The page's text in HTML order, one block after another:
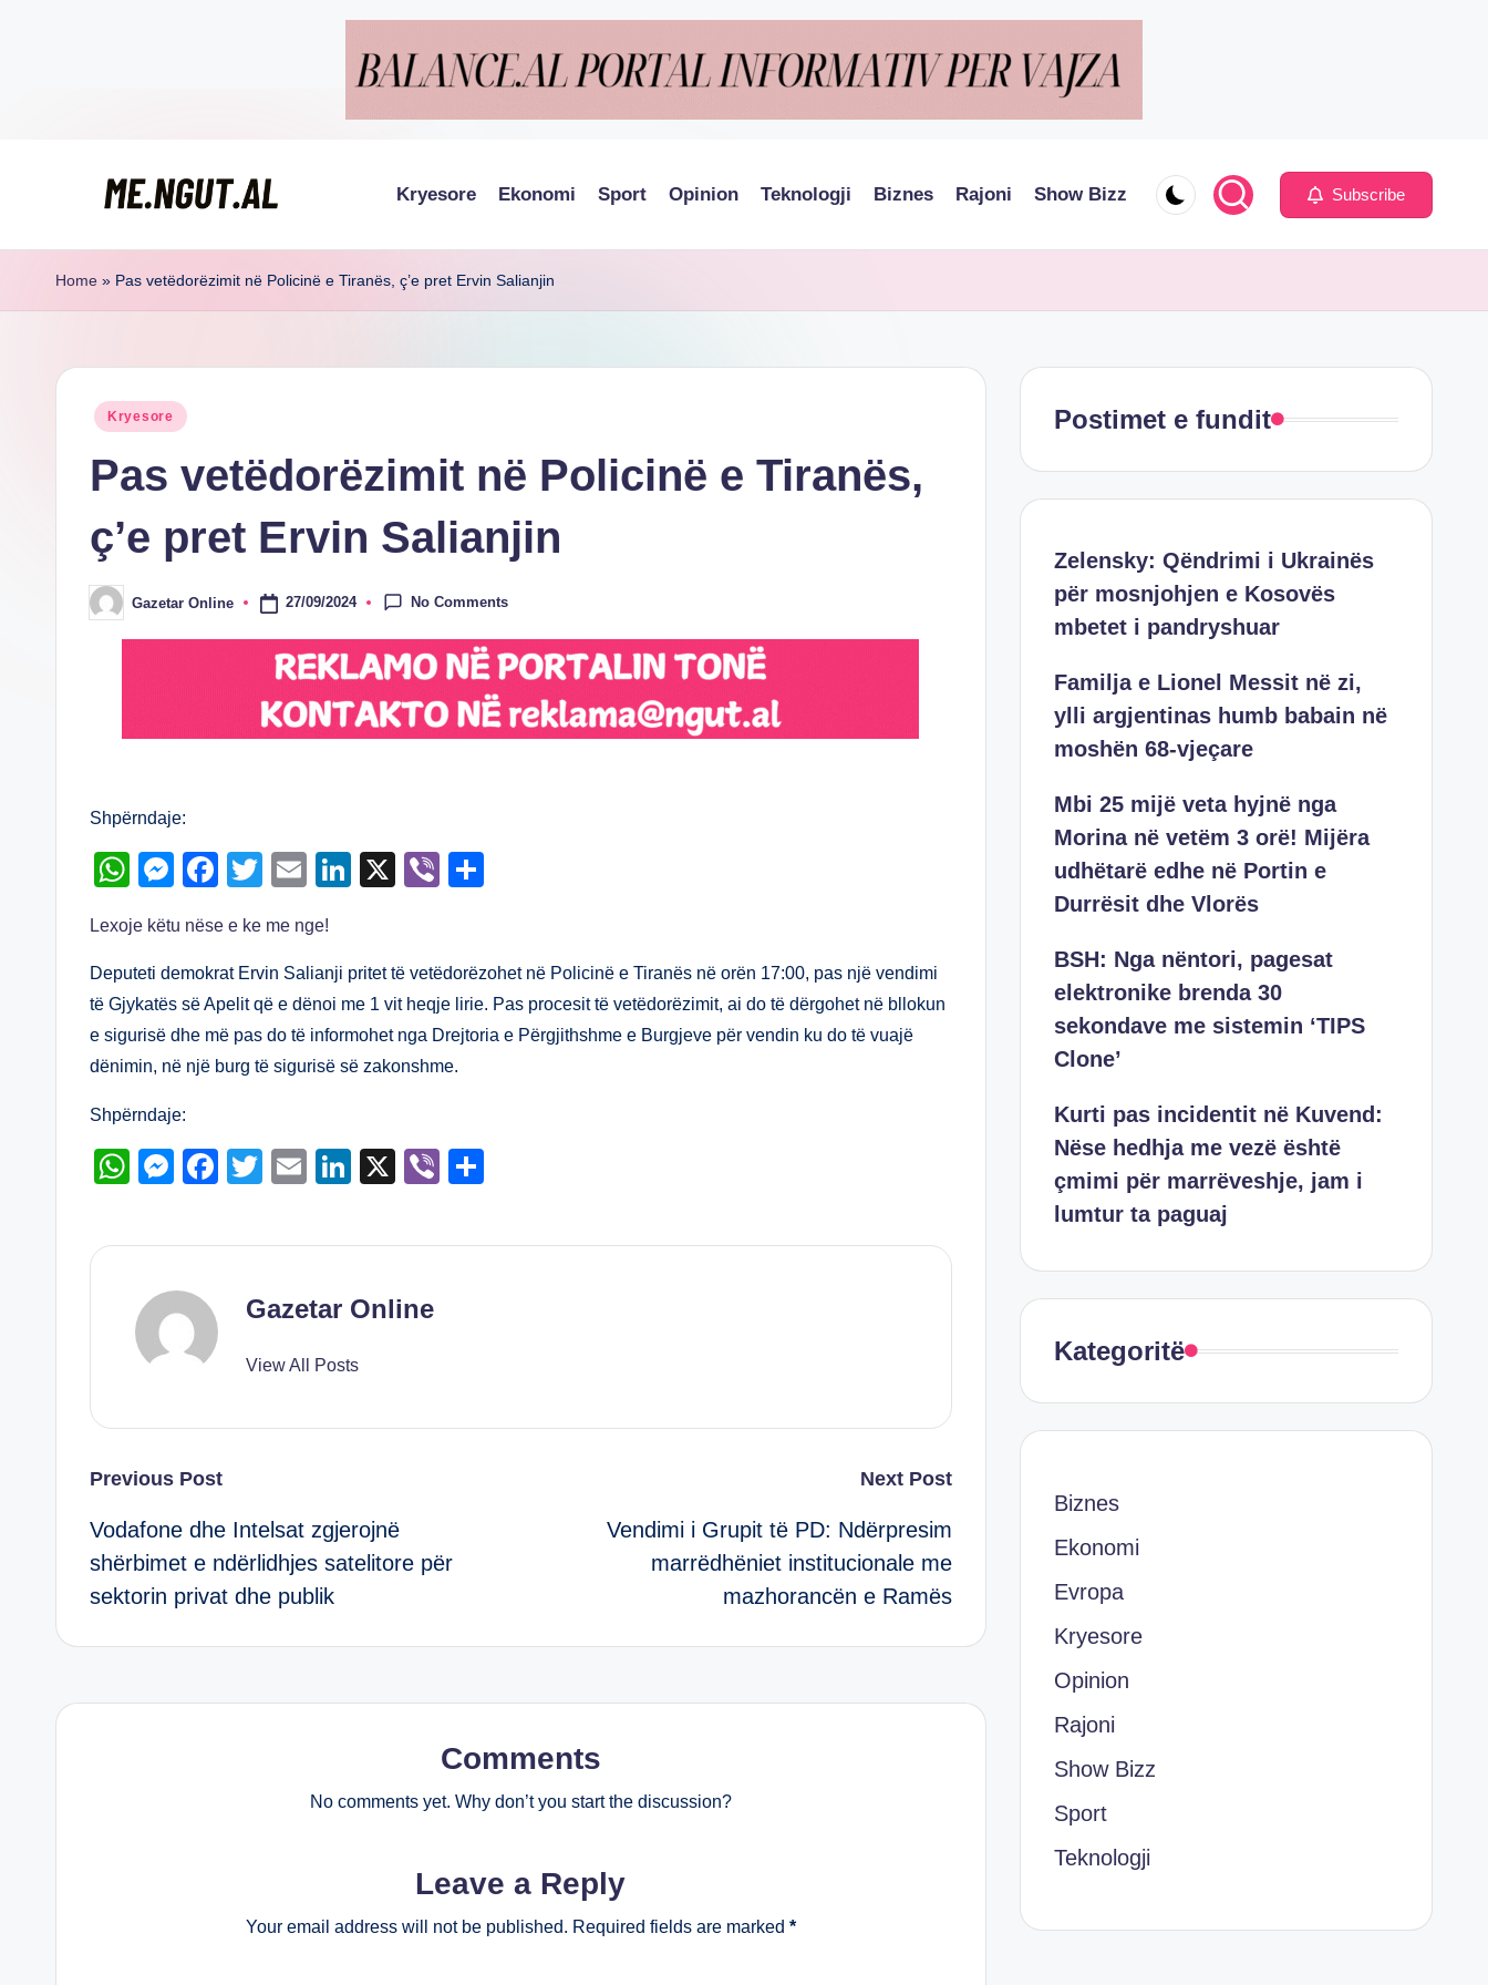
M
e
g
lexohen
ngut
Kryesore Ekonomi Sport Opinion Teknologji Biznes Rajoni Show Bizz Subscribe
Home » Pas vetëdorëzimit në Policinë e Tiranës, ç’e pret Ervin Salianjin
Posted
Kryesore
Pas vetëdorëzimit në Policinë e Tiranës,
ç’e pret Ervin Salianjin
Posted
by
Gazetar Online 27/09/2024 No Comments
Shpërndaje:
W
at
s
A
p
p
M
ss
e
n
g
er
F
c
e
b
o
o
T
tt
er
E
ail
Li
e
dI
n
X
Vi
e
Lexoje këtu nëse e ke me nge!
Deputeti demokrat Ervin Salianji pritet të vetëdorëzohet në Policinë e Tiranës në orën 17:00, pas një vendimi
të Gjykatës së Apelit që e dënoi me 1 vit heqje lirie. Pas procesit të vetëdorëzimit, ai do të dërgohet në bllokun
e sigurisë dhe më pas do të informohet nga Drejtoria e Përgjithshme e Burgjeve për vendin ku do të vuajë
dënimin, në një burg të sigurisë së zakonshme.
Shpërndaje:
W
at
A
p
M
ss
n
g
F
c
T
tt
E
ail
Li
k
dI
X
Vi
er ar
Gazetar Online
View All Posts
Post
navigation
Previous Post
Vodafone dhe Intelsat zgjerojnë
shërbimet e ndërlidhjes satelitore për
sektorin privat dhe publik
Next Post
Vendimi i Grupit të PD: Ndërpresim
marrëdhëniet institucionale me
mazhorancën e Ramës
Comments
No comments yet. Why don’t you start the discussion?
Leave a Reply
Your email address will not be published. Required fields are marked *
Postimet e fundit
Zelensky: Qëndrimi i Ukrainës
për mosnjohjen e Kosovës
mbetet i pandryshuar
Familja e Lionel Messit në zi,
ylli argjentinas humb babain në
moshën 68-vjeçare
Mbi 25 mijë veta hyjnë nga
Morina në vetëm 3 orë! Mijëra
udhëtarë edhe në Portin e
Durrësit dhe Vlorës
BSH: Nga nëntori, pagesat
elektronike brenda 30
sekondave me sistemin ‘TIPS
Clone’
Kurti pas incidentit në Kuvend:
Nëse hedhja me vezë është
çmimi për marrëveshje, jam i
lumtur ta paguaj
Kategoritë
Biznes
Ekonomi
Evropa
Kryesore
Opinion
Rajoni
Show Bizz
Sport
Teknologji